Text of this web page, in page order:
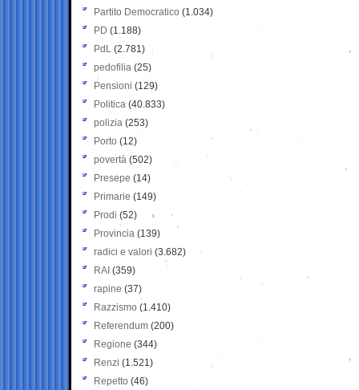
Partito Democratico (1.034)
PD (1.188)
PdL (2.781)
pedofilia (25)
Pensioni (129)
Politica (40.833)
polizia (253)
Porto (12)
povertà (502)
Presepe (14)
Primarie (149)
Prodi (52)
Provincia (139)
radici e valori (3.682)
RAI (359)
rapine (37)
Razzismo (1.410)
Referendum (200)
Regione (344)
Renzi (1.521)
Repetto (46)